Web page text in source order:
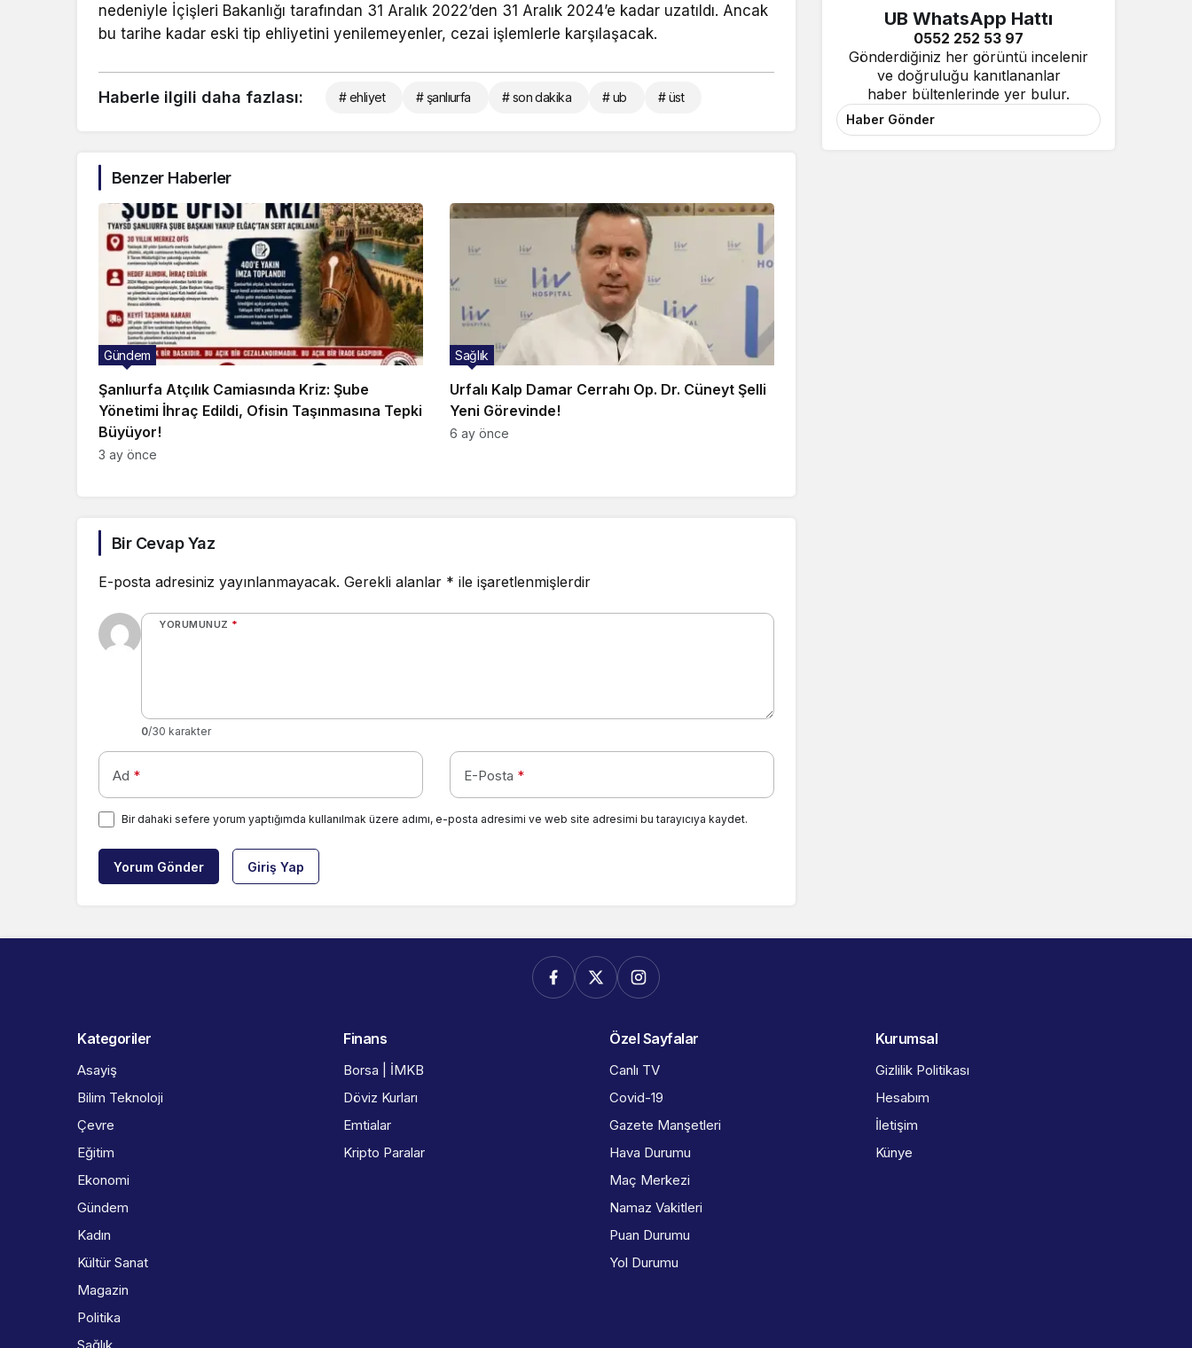
nedeniyle İçişleri Bakanlığı tarafından 31 Aralık 2022’den 31 Aralık 2024’e kadar uzatıldı. Ancak
bu tarihe kadar eski tip ehliyetini yenilemeyenler, cezai işlemlerle karşılaşacak.
Haberle ilgili daha fazlası: # ehliyet # şanlıurfa # son dakika # ub # üst
Benzer Haberler
Şanlıurfa Atçılık Camiasında Kriz: Şube
Yönetimi İhraç Edildi, Ofisin Taşınmasına Tepki
Büyüyor!
Gündem
3 ay önce
Urfalı Kalp Damar Cerrahı Op. Dr. Cüneyt Şelli
Yeni Görevinde!
Sağlık
6 ay önce
Bir Cevap Yaz
E-posta adresiniz yayınlanmayacak. Gerekli alanlar * ile işaretlenmişlerdir
YORUMUNUZ *
0/30 karakter
Ad * E-Posta *
Bir dahaki sefere yorum yaptığımda kullanılmak üzere adımı, e-posta adresimi ve web site adresimi bu tarayıcıya kaydet.
Yorum Gönder Giriş Yap
UB WhatsApp Hattı
0552 252 53 97
Gönderdiğiniz her görüntü incelenir
ve doğruluğu kanıtlananlar
haber bültenlerinde yer bulur.
Haber Gönder
Kategoriler
Asayiş
Bilim Teknoloji
Çevre
Eğitim
Ekonomi
Gündem
Kadın
Kültür Sanat
Magazin
Politika
Finans
Borsa | İMKB
Döviz Kurları
Emtialar
Kripto Paralar
Özel Sayfalar
Canlı TV
Covid-19
Gazete Manşetleri
Hava Durumu
Maç Merkezi
Namaz Vakitleri
Puan Durumu
Yol Durumu
Kurumsal
Gizlilik Politikası
Hesabım
İletişim
Künye